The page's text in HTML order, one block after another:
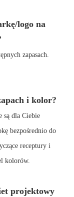
logo na
zapasach.
i kolor?
są dla Ciebie
bezpośrednio do
receptury i
kolorów.
projektowy